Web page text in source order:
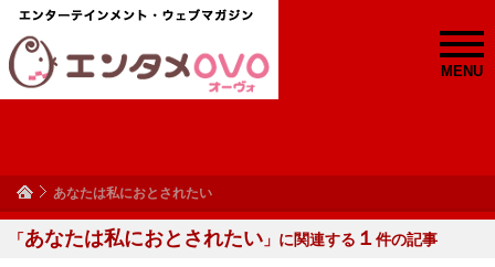
MENU
あなたは私におとされたい
「あなたは私におとされたい 」に関連する １ 件の記事